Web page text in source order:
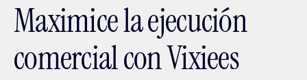
Maximice la ejecución
comercial con Vixiees